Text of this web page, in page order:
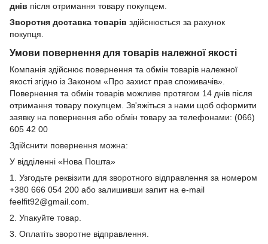
днів після отримання товару покупцем.
Зворотня доставка товарів здійснюється за рахунок
покупця.
Умови повернення для товарів належної якості
Компанія здійснює повернення та обмін товарів належної
якості згідно із Законом «Про захист прав споживачів».
Повернення та обмін товарів можливе протягом 14 днів після
отримання товару покупцем. Зв'яжіться з нами щоб оформити
заявку на повернення або обмін товару за телефонами: (066)
605 42 00
Здійснити повернення можна:
У відділенні «Нова Пошта»
1. Узгодьте реквізити для зворотного відправлення за номером
+380 666 054 200 або залишивши запит на e-mail
feelfit92@gmail.com.
2. Упакуйте товар.
3. Оплатіть зворотне відправлення.